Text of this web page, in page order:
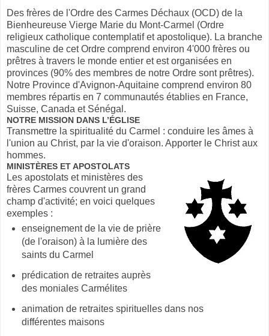
Des frères de l'Ordre des Carmes Déchaux (OCD) de la
Bienheureuse Vierge Marie du Mont-Carmel (Ordre
religieux catholique contemplatif et apostolique). La branche
masculine de cet Ordre comprend environ 4'000 frères ou
prêtres à travers le monde entier et est organisées en
provinces (90% des membres de notre Ordre sont prêtres).
Notre Province d'Avignon-Aquitaine comprend environ 80
membres répartis en 7 communautés établies en France,
Suisse, Canada et Sénégal.
NOTRE MISSION DANS L’ÉGLISE
Transmettre la spiritualité du Carmel : conduire les âmes à
l'union au Christ, par la vie d'oraison. Apporter le Christ aux
hommes.
MINISTÈRES ET APOSTOLATS
Les apostolats et ministères des
frères Carmes couvrent un grand
champ d'activité; en voici quelques
exemples :
enseignement de la vie de prière
(de l'oraison) à la lumière des
saints du Carmel
prédication de retraites auprès
des moniales Carmélites
animation de retraites spirituelles dans nos
différentes maisons